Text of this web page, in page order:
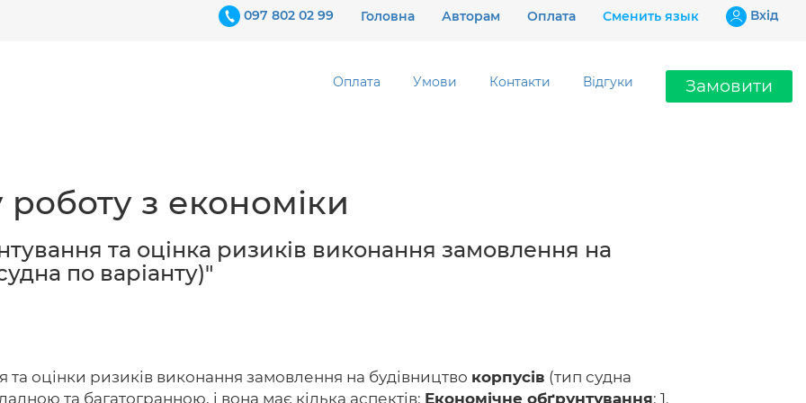
097 802 02 99 Головна Авторам Оплата Сменить язык Вхiд
Оплата Умови Контакти Відгуки Замовити
з економіки
та оцінка ризиків виконання замовлення на
по варіанту)"
оцінки ризиків виконання замовлення на будівництво корпусів (тип судна
та багатогранною, і вона має кілька аспектів: Економічне обґрунтування: 1.
097 802 02 99